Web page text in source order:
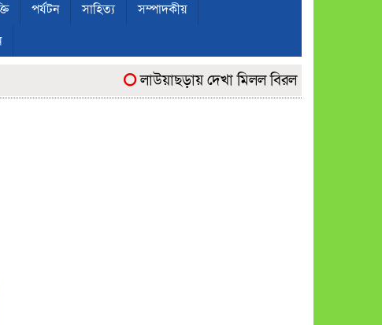
পর্যটন সাহিত্য
সম্পাদকীয়
লাউয়াছড়ায় দেখা মিলল বিরল ‘উল্টোলেজি’ বানরের